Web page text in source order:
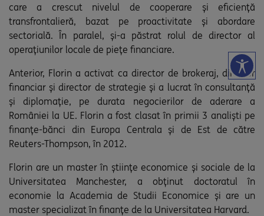
care a crescut nivelul de cooperare și eficiență
transfrontalieră, bazat pe proactivitate și abordare
sectorială. În paralel, și-a păstrat rolul de director al
operațiunilor locale de piețe financiare.
Anterior, Florin a activat ca director de brokeraj, director
financiar și director de strategie și a lucrat în consultanță
și diplomație, pe durata negocierilor de aderare a
României la UE. Florin a fost clasat în primii 3 analiști pe
finanțe-bănci din Europa Centrala și de Est de către
Reuters-Thompson, în 2012.
Florin are un master în științe economice și sociale de la
Universitatea Manchester, a obținut doctoratul în
economie la Academia de Studii Economice și are un
master specializat în finanțe de la Universitatea Harvard.